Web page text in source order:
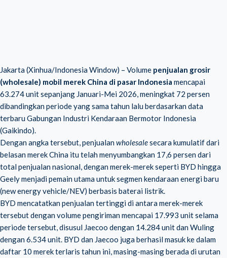
Jakarta (Xinhua/Indonesia Window) – Volume penjualan grosir
(wholesale) mobil merek China di pasar Indonesia mencapai
63.274 unit sepanjang Januari-Mei 2026, meningkat 72 persen
dibandingkan periode yang sama tahun lalu berdasarkan data
terbaru Gabungan Industri Kendaraan Bermotor Indonesia
(Gaikindo).
Dengan angka tersebut, penjualanwholesalesecara kumulatif dari
belasan merek China itu telah menyumbangkan 17,6 persen dari
total penjualan nasional, dengan merek-merek seperti BYD hingga
Geely menjadi pemain utama untuk segmen kendaraan energi baru
(new energy vehicle/NEV) berbasis baterai listrik.
BYD mencatatkan penjualan tertinggi di antara merek-merek
tersebut dengan volume pengiriman mencapai 17.993 unit selama
periode tersebut, disusul Jaecoo dengan 14.284 unit dan Wuling
dengan 6.534 unit. BYD dan Jaecoo juga berhasil masuk ke dalam
daftar 10 merek terlaris tahun ini, masing-masing berada di urutan